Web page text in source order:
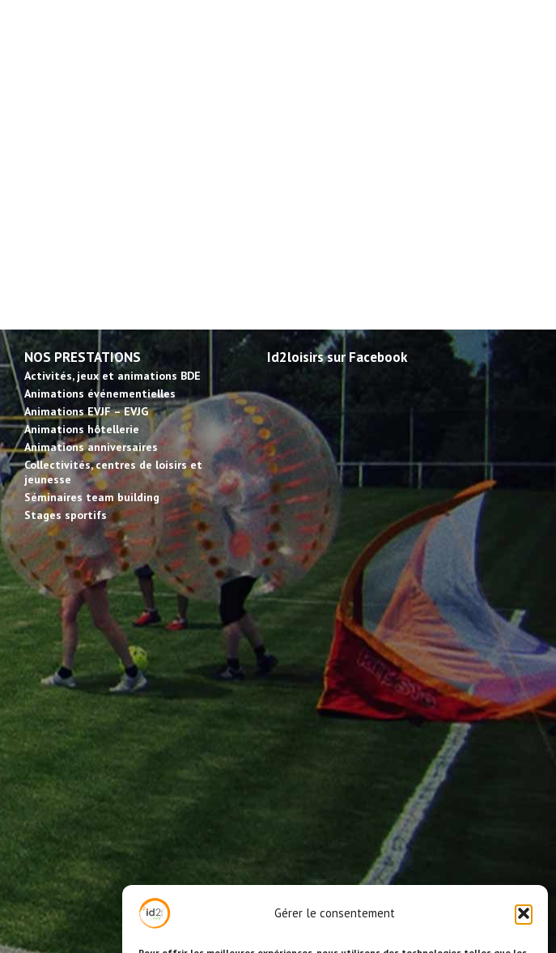
Gérer le consentement
NOS PRESTATIONS
Activités, jeux et animations BDE
Animations événementielles
Animations EVJF – EVJG
Animations hôtellerie
Animations anniversaires
Collectivités, centres de loisirs et
jeunesse
Séminaires team building
Stages sportifs
Id2loisirs sur Facebook